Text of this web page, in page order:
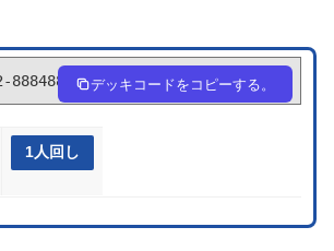
888488 デッキコードをコピーする。
1人回し